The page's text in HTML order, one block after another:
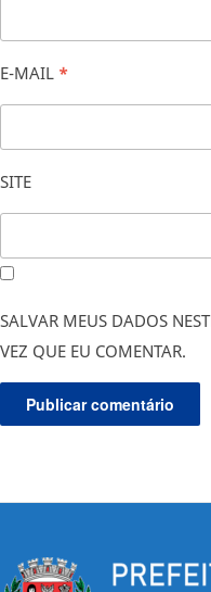
E-MAIL *
SITE
SALVAR MEUS DADOS
VEZ QUE EU COMENTAR.